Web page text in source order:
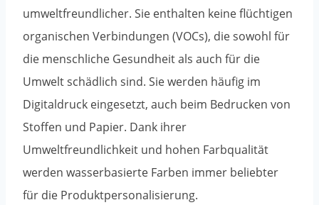
umweltfreundlicher. Sie enthalten keine flüchtigen
organischen Verbindungen (VOCs), die sowohl für
die menschliche Gesundheit als auch für die
Umwelt schädlich sind. Sie werden häufig im
Digitaldruck eingesetzt, auch beim Bedrucken von
Stoffen und Papier. Dank ihrer
Umweltfreundlichkeit und hohen Farbqualität
werden wasserbasierte Farben immer beliebter
für die Produktpersonalisierung.